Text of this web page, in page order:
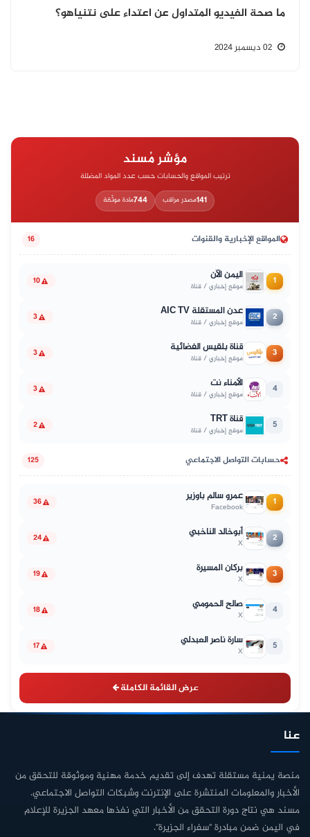
ما صحة الفيديو المتداول عن اعتداء على نتنياهو؟
مؤشر مُسند
ترتيب المواقع والحسابات حسب عدد المواد المضللة
141مصدر مراقب 744مادة موثّقة
المواقع الإخبارية والقنوات 16
1 اليمن الآن
موقع إخباري / قناة 10
2 عدن المستقلة AIC TV
موقع إخباري / قناة 3
3 قناة بلقيس الفضائية
موقع إخباري / قناة 3
4 الأمناء نت
موقع إخباري / قناة 3
5 قناة TRT
موقع إخباري / قناة 2
حسابات التواصل الاجتماعي 125
1 عمرو سالم باوزير
Facebook
36
2 أبوخالد الناخبي
X
24
3 بركان المسيرة
X
19
4 صالح الحمومي
X
18
5 سارة ناصر العبدلي
X
17
عرض القائمة الكاملة
عنا
منصة يمنية مستقلة تهدف إلى تقديم خدمة مهنية وموثوقة للتحقق من
الأخبار والمعلومات المنتشرة على الإنترنت وشبكات التواصل الاجتماعي.
مسند هي نتاج دورة التحقق من الأخبار التي نفذها معهد الجزيرة للإعلام
في اليمن ضمن مبادرة "سفراء الجزيرة".